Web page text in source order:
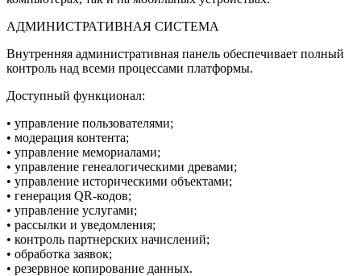
АДМИНИСТРАТИВНАЯ СИСТЕМА
Внутренняя административная панель обеспечивает полный
контроль над всеми процессами платформы.
Доступный функционал:
• управление пользователями;
• модерация контента;
• управление мемориалами;
• управление генеалогическими древами;
• управление историческими объектами;
• генерация QR-кодов;
• управление услугами;
• рассылки и уведомления;
• контроль партнерских начислений;
• обработка заявок;
• резервное копирование данных.